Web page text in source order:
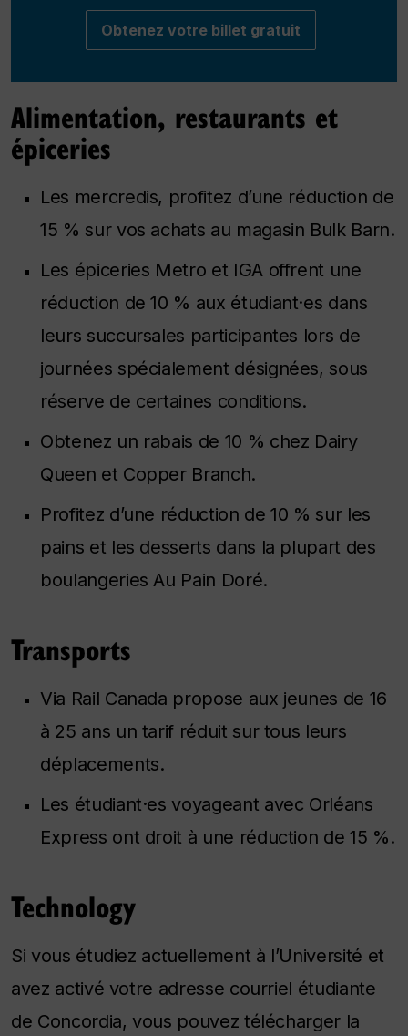
Obtenez votre billet gratuit
Alimentation, restaurants et
épiceries
Les mercredis, profitez d’une réduction de
15 % sur vos achats au magasin Bulk Barn.
Les épiceries Metro et IGA offrent une
réduction de 10 % aux étudiant·es dans
leurs succursales participantes lors de
journées spécialement désignées, sous
réserve de certaines conditions.
Obtenez un rabais de 10 % chez Dairy
Queen et Copper Branch.
Profitez d’une réduction de 10 % sur les
pains et les desserts dans la plupart des
boulangeries Au Pain Doré.
Transports
Via Rail Canada propose aux jeunes de 16
à 25 ans un tarif réduit sur tous leurs
déplacements.
Les étudiant·es voyageant avec Orléans
Express ont droit à une réduction de 15 %.
Technology
Si vous étudiez actuellement à l’Université et
avez activé votre adresse courriel étudiante
de Concordia, vous pouvez télécharger la